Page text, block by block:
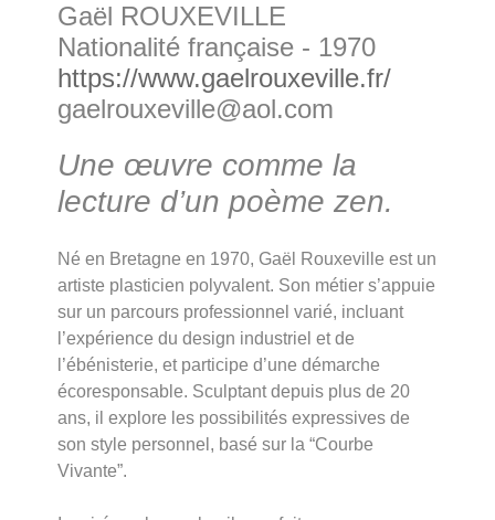
Gaël ROUXEVILLE
Nationalité française - 1970
https://www.gaelrouxeville.fr/
gaelrouxeville@aol.com
Une œuvre comme la
lecture d’un poème zen.
Né en Bretagne en 1970, Gaël Rouxeville est un
artiste plasticien polyvalent. Son métier s’appuie
sur un parcours professionnel varié, incluant
l’expérience du design industriel et de
l’ébénisterie, et participe d’une démarche
écoresponsable. Sculptant depuis plus de 20
ans, il explore les possibilités expressives de
son style personnel, basé sur la “Courbe
Vivante”.